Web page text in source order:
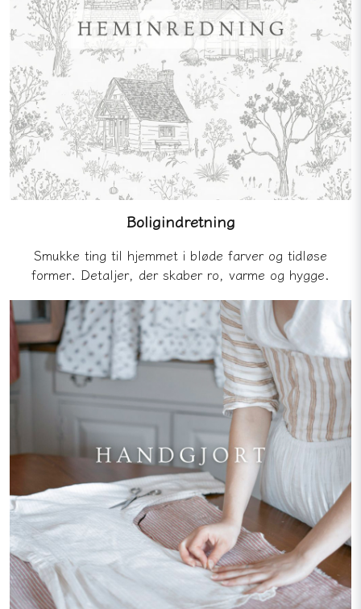
Boligindretning
Smukke ting til hjemmet i bløde farver og tidløse
former. Detaljer, der skaber ro, varme og hygge.